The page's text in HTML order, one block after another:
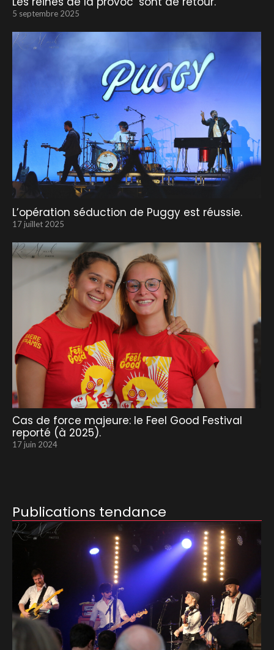
5 septembre 2025
L’opération séduction de Puggy est réussie.
17 juillet 2025
Cas de force majeure: le Feel Good Festival
reporté (à 2025).
17 juin 2024
Publications tendance